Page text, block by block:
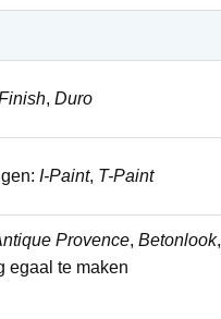
, Duro
I-Paint, T-Paint
Provence, Betonlook,
egaal te maken